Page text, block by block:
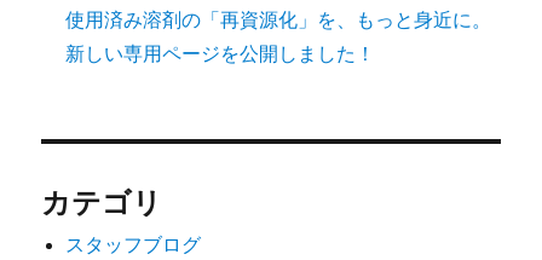
使用済み溶剤の「再資源化」を、もっと身近に。
新しい専用ページを公開しました！
カテゴリ
スタッフブログ